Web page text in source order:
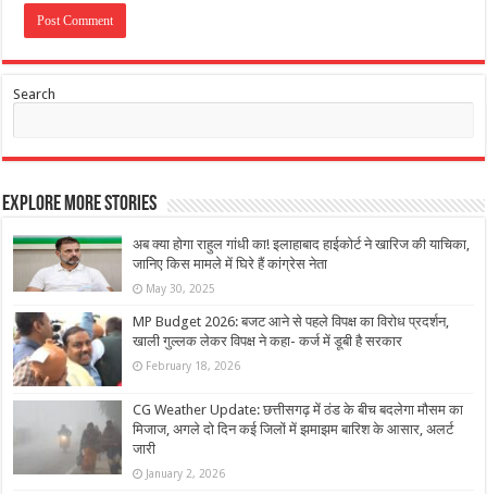
Search
Explore More Stories
अब क्या होगा राहुल गांधी का! इलाहाबाद हाईकोर्ट ने खारिज की याचिका,
जानिए किस मामले में घिरे हैं कांग्रेस नेता
May 30, 2025
MP Budget 2026: बजट आने से पहले विपक्ष का विरोध प्रदर्शन,
खाली गुल्लक लेकर विपक्ष ने कहा- कर्ज में डूबी है सरकार
February 18, 2026
CG Weather Update: छत्तीसगढ़ में ठंड के बीच बदलेगा मौसम का
मिजाज, अगले दो दिन कई जिलों में झमाझम बारिश के आसार, अलर्ट
जारी
January 2, 2026